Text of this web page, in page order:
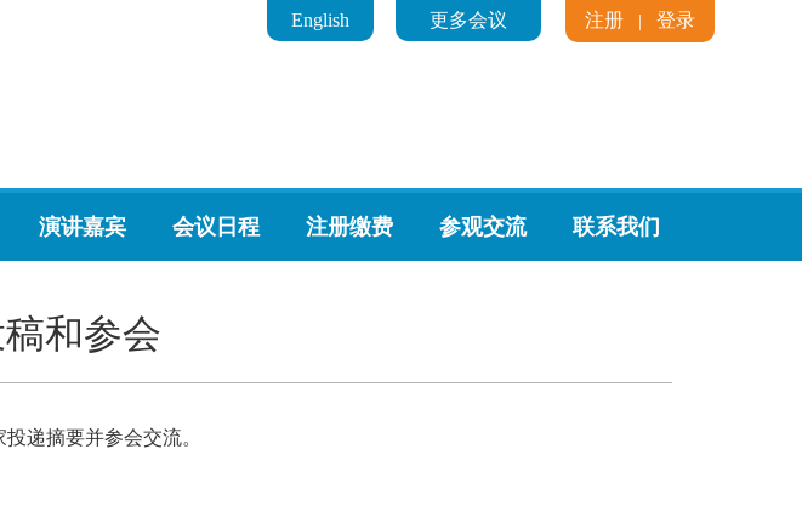
注册 登录
更多会议
English
演讲嘉宾 会议日程 注册缴费 参观交流 联系我们
和参会
递摘要并参会交流。